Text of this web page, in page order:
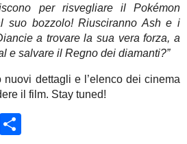
per risvegliare il Pokémon
suo bozzolo! Riusciranno Ash e i
a trovare la sua vera forza, a
e salvare il Regno dei diamanti?”
dettagli e l’elenco dei cinema
il film. Stay tuned!
WhatsApp